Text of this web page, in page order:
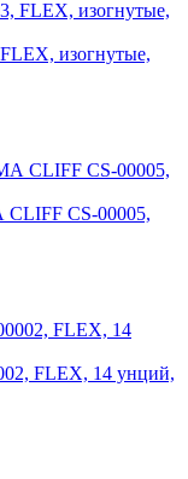
изогнутые,
CS-00005,
FLEX, 14 унций,